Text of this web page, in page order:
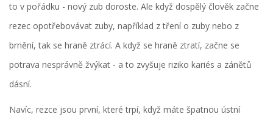
to v pořádku - nový zub doroste. Ale když dospělý člověk začne
rezec opotřebovávat zuby, například z tření o zuby nebo z
brnění, tak se hraně ztrácí. A když se hraně ztratí, začne se
potrava nesprávně žvýkat - a to zvyšuje riziko kariés a zánětů
dásní.
Navíc, rezce jsou první, které trpí, když máte špatnou ústní